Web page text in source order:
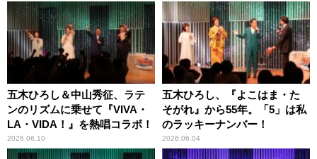
五木ひろし＆中山秀征、ラテ
ンのリズムに乗せて『VIVA・
LA・VIDA！』を熱唱コラボ！
2026.06.10
五木ひろし、『よこはま・た
そがれ』から55年。「5」は私
のラッキーナンバー！
2026.06.04